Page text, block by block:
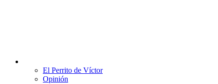
El Perrito de Víctor
Opinión